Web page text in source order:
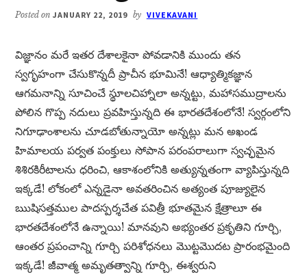
Posted onJANUARY 22, 2019 by VIVEKAVANI
విజ్ఞానం మరే ఇతర దేశాలకైనా పోవడానికి ముందు తన
స్వగృహంగా చేసుకొన్నదీ ప్రాచీన భూమినే! ఆధ్యాత్మికజ్ఞాన
ఆగమనాన్ని సూచించే స్థూలచిహ్నాలా అన్నట్టు, మహాసముద్రాలను
పోలిన గొప్ప నదులు ప్రవహిస్తున్నది ఈ భారతదేశంలోనే! స్వర్గంలోని
నిగూఢాంశాలను చూడబోతున్నాయో అన్నట్లు మన అఖండ
హిమాలయ పర్వత పంక్తులు సోపాన పరంపరాలుగా స్వచ్ఛమైన
శిశిరకిరీటాలను ధరించి, ఆకాశంలోనికి అత్యున్నతంగా వ్యాపిస్తున్నది
ఇక్కడే! లోకంలో ఎన్నడైనా అవతరించిన అత్యంత పూజ్యులైన
ఋషిసత్తముల పాదస్పర్శచేత పవిత్రీ భూతమైన క్షేత్రాలూ ఈ
భారతదేశంలోనే ఉన్నాయి! మానవుని అభ్యంతర ప్రకృతిని గూర్చి,
ఆంతర ప్రపంచాన్ని గూర్చి పరిశోధనలు మొట్టమొదట ప్రారంభమైంది
ఇక్కడే! జీవాత్మ అమృతత్వాన్ని గూర్చి, ఈశ్వరుని